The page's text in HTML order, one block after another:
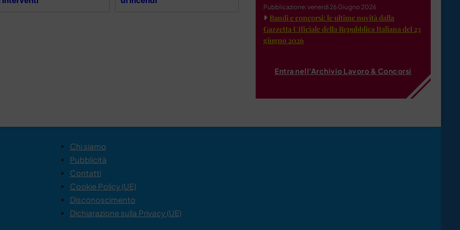
Pubblicazione: venerdì 26 Giugno 2026
Bandi e concorsi: le ultime novità dalla
Gazzetta Ufficiale della Repubblica Italiana del 23
giugno 2026
Entra nell'Archivio Lavoro & Concorsi
Chi siamo
Pubblicità
Contatti
Cookie Policy (UE)
Disconoscimento
Dichiarazione sulla Privacy (UE)